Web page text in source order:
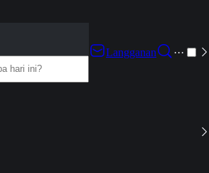
Langganan
···